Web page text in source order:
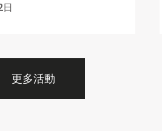
更多活動